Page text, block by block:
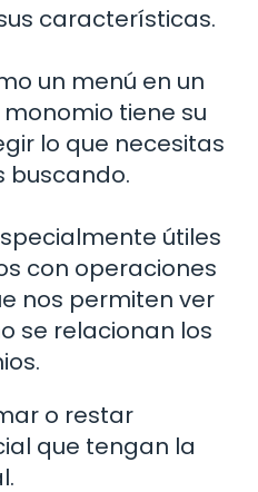
características.
un menú en un
tiene su
lo que necesitas
buscando.
útiles
con operaciones
nos permiten ver
se relacionan los
o restar
que tengan la